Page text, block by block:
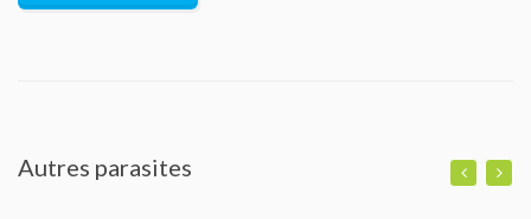
Autres parasites